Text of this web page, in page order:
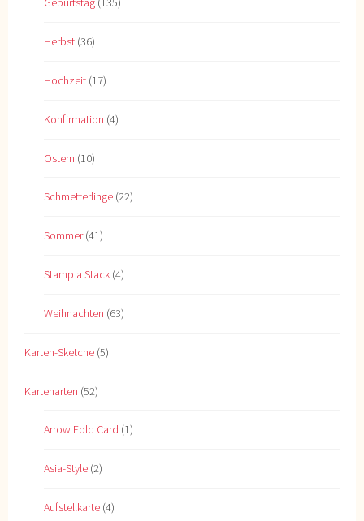
Herbst (36)
Hochzeit (17)
Konfirmation (4)
Ostern (10)
Schmetterlinge (22)
Sommer(41)
Stamp a Stack (4)
Weihnachten (63)
Karten-Sketche (5)
Kartenarten (52)
Arrow Fold Card (1)
Asia-Style (2)
Aufstellkarte (4)